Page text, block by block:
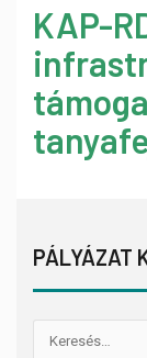
KAP-
PÁLYÁZAT